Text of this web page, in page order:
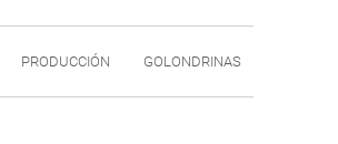
PRODUCCIÓN GOLONDRINAS